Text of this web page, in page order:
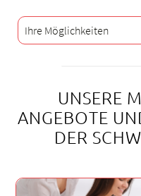
Ihre Möglichkeiten
UNSERE
ANGEBOTE
DER